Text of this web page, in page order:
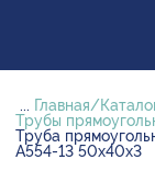
... Главная
Трубы
Труба
A554-13 50х40х3